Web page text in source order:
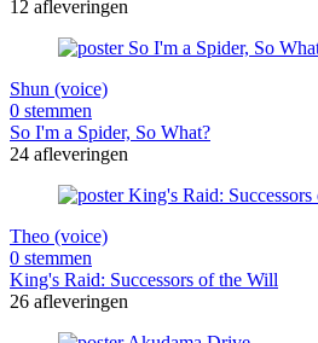
12 afleveringen
Shun (voice)
0 stemmen
So I'm a Spider, So What?
24 afleveringen
Theo (voice)
0 stemmen
King's Raid: Successors of the Will
26 afleveringen